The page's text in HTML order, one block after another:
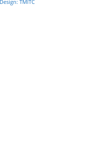
Design: TMITC